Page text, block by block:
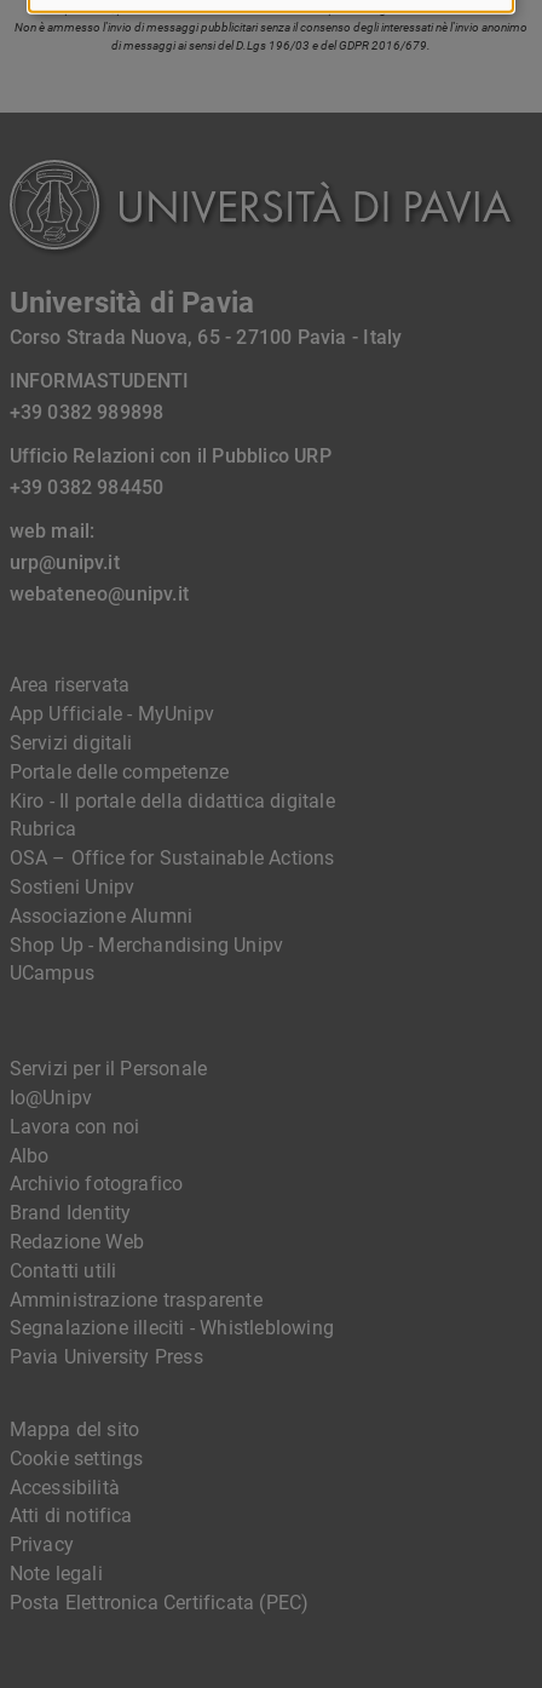
dati personali, pertanto non sono liberamente utilizzabili per l'invio generalizzato di e-mail.
Non è ammesso l'invio di messaggi pubblicitari senza il consenso degli interessati nè l'invio anonimo
di messaggi ai sensi del D.Lgs 196/03 e del GDPR 2016/679.
Università di Pavia
Corso Strada Nuova, 65 - 27100 Pavia - Italy
INFORMASTUDENTI
+39 0382 989898
Ufficio Relazioni con il Pubblico URP
+39 0382 984450
web mail:
urp@unipv.it
webateneo@unipv.it
Area riservata
App Ufficiale - MyUnipv
Servizi digitali
Portale delle competenze
Kiro - Il portale della didattica digitale
Rubrica
OSA – Office for Sustainable Actions
Sostieni Unipv
Associazione Alumni
Shop Up - Merchandising Unipv
UCampus
Servizi per il Personale
Io@Unipv
Lavora con noi
Albo
Archivio fotografico
Brand Identity
Redazione Web
Contatti utili
Amministrazione trasparente
Segnalazione illeciti - Whistleblowing
Pavia University Press
Mappa del sito
Cookie settings
Accessibilità
Atti di notifica
Privacy
Note legali
Posta Elettronica Certificata (PEC)